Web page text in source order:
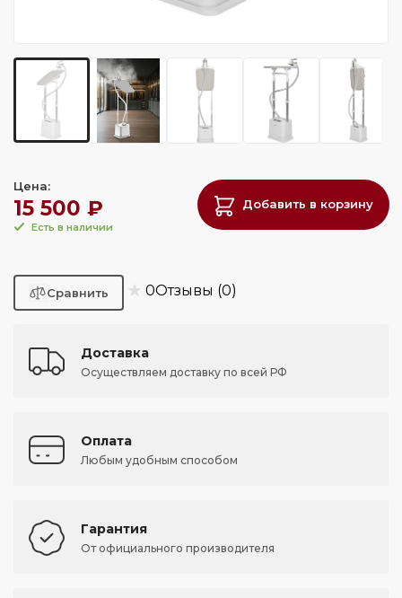
Цена:
15 500 ₽
Есть в наличии
Добавить в корзину
★ 0Отзывы (0)
Доставка
Осуществляем доставку по всей РФ
Оплата
Любым удобным способом
Гарантия
От официального производителя